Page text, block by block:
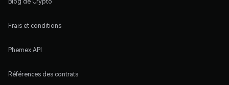
Frais et conditions
Phemex API
Références des contrats